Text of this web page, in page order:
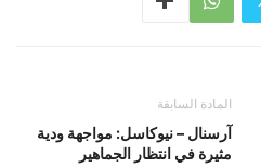
المادة السابقة
آرسنال – نيوكاسل: مواجهة ودية
مثيرة في انتظار الجماهير